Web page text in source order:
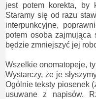
jest potem korekta, by
Staramy się od razu
interpunkcyjne,
potem osoba zajmująca
będzie zmniejszyć jej
Wszelkie onomatopeje,
Wystarczy, że je
Ogólnie teksty piosenek
usuwane z napisów.